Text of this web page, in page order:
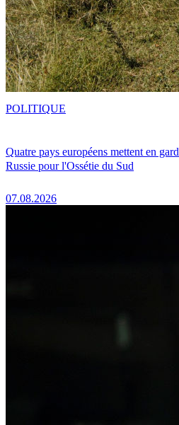
Quatre pays européens mettent en
Russie pour l'Ossétie du Sud
07.08.2026
POLITIQUE